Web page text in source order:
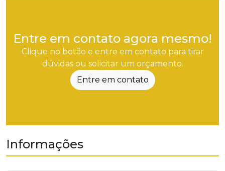
Entre em contato agora mesmo!
Clique no botão e entre em contato para tirar
dúvidas ou solicitar um orçamento.
Entre em contato
Informações